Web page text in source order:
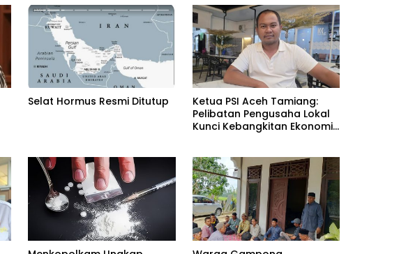
Selat Hormus Resmi Ditutup
Ketua PSI Aceh Tamiang:
Pelibatan Pengusaha Lokal
Kunci Kebangkitan Ekonomi